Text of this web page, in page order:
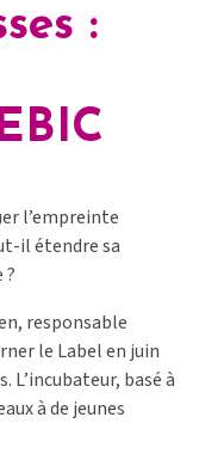
:
l’empreinte
il étendre sa
?
responsable
le Label en juin
L’incubateur, basé à
à de jeunes